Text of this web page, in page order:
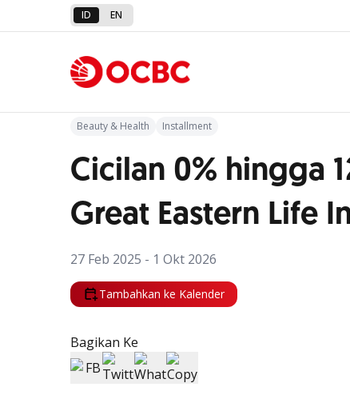
ID EN
Kembali ke Promo
Beauty & Health Installment
Cicilan 0% hingga
Great Eastern Life
27 Feb 2025 - 1 Okt 2026
Tambahkan ke Kalender
Bagikan Ke